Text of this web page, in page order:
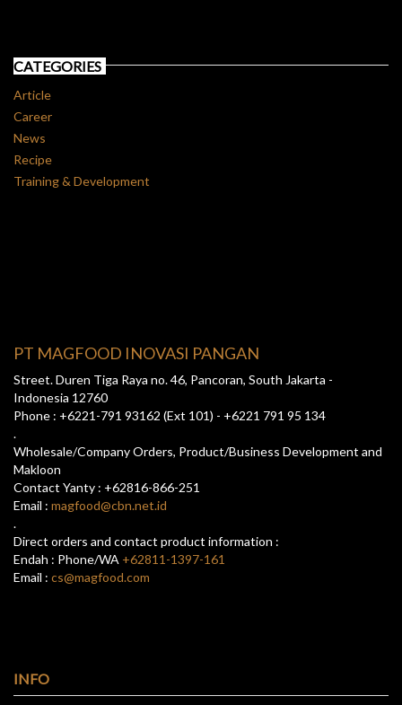
CATEGORIES
Article
Career
News
Recipe
Training & Development
PT MAGFOOD INOVASI PANGAN
Street. Duren Tiga Raya no. 46, Pancoran, South Jakarta -
Indonesia 12760
Phone : +6221-791 93162 (Ext 101) - +6221 791 95 134
.
Wholesale/Company Orders, Product/Business Development and
Makloon
Contact Yanty : +62816-866-251
Email : magfood@cbn.net.id
.
Direct orders and contact product information :
Endah : Phone/WA +62811-1397-161
Email : cs@magfood.com
INFO